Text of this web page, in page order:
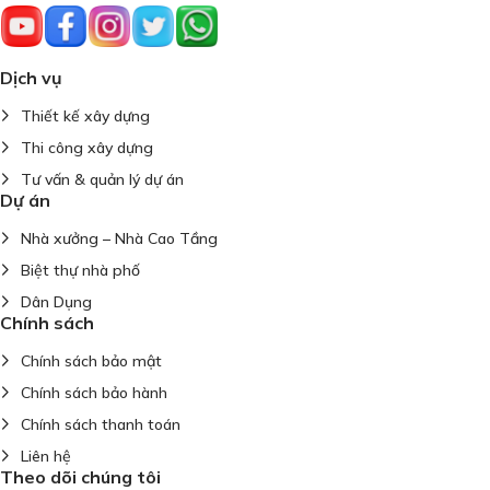
Dịch vụ
Thiết kế xây dựng
Thi công xây dựng
Tư vấn & quản lý dự án
Dự án
Nhà xưởng – Nhà Cao Tầng
Biệt thự nhà phố
Dân Dụng
Chính sách
Chính sách bảo mật
Chính sách bảo hành
Chính sách thanh toán
Liên hệ
Theo dõi chúng tôi